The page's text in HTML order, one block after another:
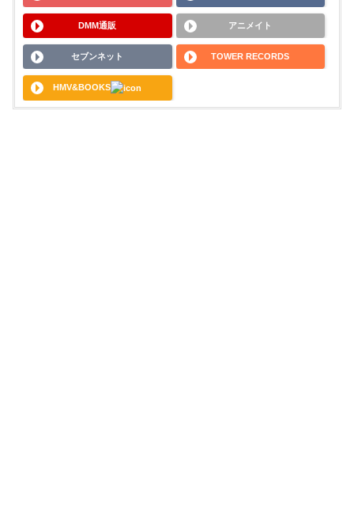
DMM通販 アニメイト
セブンネット TOWER RECORDS
HMV&BOOKS